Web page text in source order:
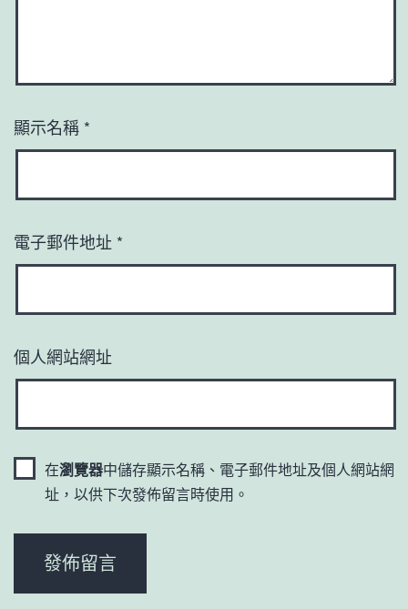
顯示名稱 *
電子郵件地址 *
個人網站網址
在瀏覽器中儲存顯示名稱、電子郵件地址及個人網站網
址，以供下次發佈留言時使用。